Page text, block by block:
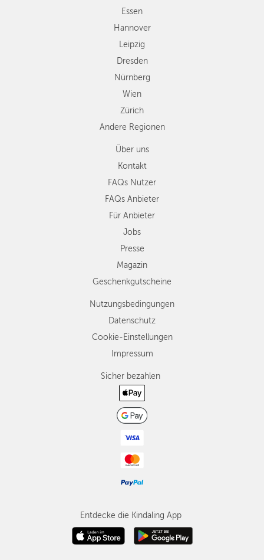
Zürich
Andere
Regionen
Essen
Hannover
Leipzig
Dresden
Nürnberg
Wien
Zürich
Andere Regionen
Über uns
Kontakt
FAQs Nutzer
FAQs Anbieter
Für Anbieter
Jobs
Presse
Magazin
Geschenkgutscheine
Nutzungsbedingungen
Datenschutz
Cookie-Einstellungen
Impressum
Sicher bezahlen
Entdecke die Kindaling App